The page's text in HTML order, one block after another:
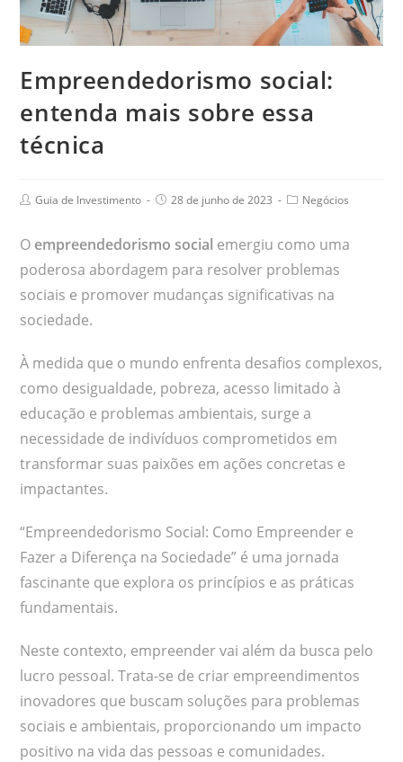
Empreendedorismo social:
entenda mais sobre essa
técnica
Guia de Investimento 28 de junho de 2023 Negócios
O empreendedorismo social emergiu como uma
poderosa abordagem para resolver problemas
sociais e promover mudanças significativas na
sociedade.
À medida que o mundo enfrenta desafios complexos,
como desigualdade, pobreza, acesso limitado à
educação e problemas ambientais, surge a
necessidade de indivíduos comprometidos em
transformar suas paixões em ações concretas e
impactantes.
“Empreendedorismo Social: Como Empreender e
Fazer a Diferença na Sociedade” é uma jornada
fascinante que explora os princípios e as práticas
fundamentais.
Neste contexto, empreender vai além da busca pelo
lucro pessoal. Trata-se de criar empreendimentos
inovadores que buscam soluções para problemas
sociais e ambientais, proporcionando um impacto
positivo na vida das pessoas e comunidades.